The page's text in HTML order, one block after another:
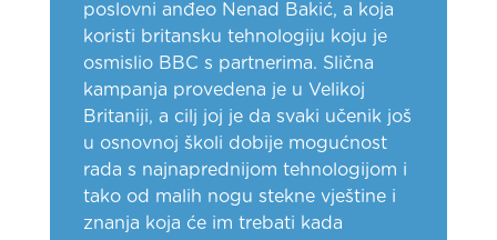
poslovni anđeo Nenad Bakić, a koja
koristi britansku tehnologiju koju je
osmislio BBC s partnerima. Slična
kampanja provedena je u Velikoj
Britaniji, a cilj joj je da svaki učenik još
u osnovnoj školi dobije mogućnost
rada s najnaprednijom tehnologijom i
tako od malih nogu stekne vještine i
znanja koja će im trebati kada